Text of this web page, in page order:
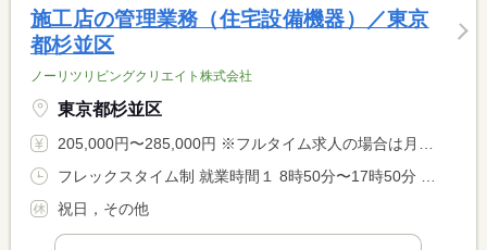
施工店の管理業務（住宅設備機器）／東京
都杉並区
ノーリツリビングクリエイト株式会社
東京都杉並区
205,000円〜285,000円 ※フルタイム求人の場合は月額（換算額）、パート求人の場合は時間額を表示しています。
祝日，その他